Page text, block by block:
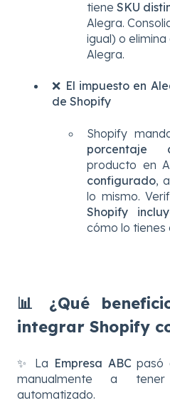
tiene SKU
Alegra.
igual) o
Alegra.
❌ El impuesto en
de Shopify
Shopify
porcentaje
producto en
configurado,
lo mismo.
Shopify
cómo lo tienes
📊 ¿Qué
integrar Shopify
✨ La Empresa ABCpasó
manualmente a
automatizado.